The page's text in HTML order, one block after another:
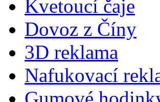
Kvetoucí čaje
Dovoz z Číny
3D reklama
Nafukovací